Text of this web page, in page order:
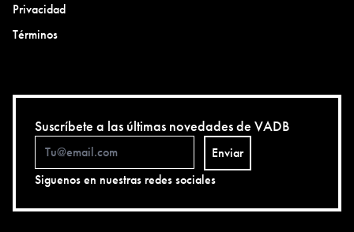
Privacidad
Términos
Suscríbete a las últimas novedades de VADB
Enviar
Siguenos en nuestras redes sociales